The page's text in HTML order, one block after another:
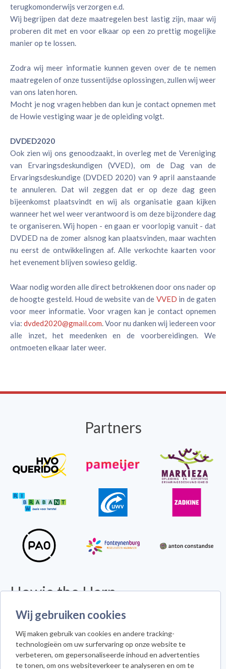
Wij gebruiken cookies
Wij maken gebruik van cookies en andere tracking-
technologieën om uw surfervaring op onze website te
verbeteren, om gepersonaliseerde inhoud en advertenties
te tonen, om ons websiteverkeer te analyseren en om te
terugkomonderwijs verzorgen e.d.
Wij begrijpen dat deze maatregelen best lastig zijn, maar wij
proberen dit met en voor elkaar op een zo prettig mogelijke
manier op te lossen.
Zodra wij meer informatie kunnen geven over de te nemen
maatregelen of onze tussentijdse oplossingen, zullen wij weer
van ons laten horen.
Mocht je nog vragen hebben dan kun je contact opnemen met
de Howie vestiging waar je de opleiding volgt.
DVDED2020
Ook zien wij ons genoodzaakt, in overleg met de Vereniging
van Ervaringsdeskundigen (VVED), om de Dag van de
Ervaringsdeskundige (DVDED 2020) van 9 april aanstaande
te annuleren. Dat wil zeggen dat er op deze dag geen
bijeenkomst plaatsvindt en wij als organisatie gaan kijken
wanneer het wel weer verantwoord is om deze bijzondere dag
te organiseren. Wij hopen - en gaan er voorlopig vanuit - dat
DVDED na de zomer alsnog kan plaatsvinden, maar wachten
nu eerst de ontwikkelingen af. Alle verkochte kaarten voor
het evenement blijven sowieso geldig.
Waar nodig worden alle direct betrokkenen door ons nader op
de hoogte gesteld. Houd de website van de VVED in de gaten
voor meer informatie. Voor vragen kan je contact opnemen
via: dvded2020@gmail.com. Voor nu danken wij iedereen voor
alle inzet, het meedenken en de voorbereidingen. We
ontmoeten elkaar later weer.
Partners
Howie the Harp
© 2026 - Alle rechten voorbehouden -Disclaimer
Cookie instellingen